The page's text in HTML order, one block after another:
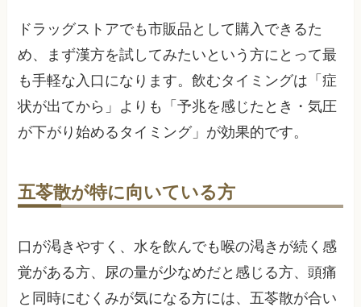
ドラッグストアでも市販品として購入できるた
め、まず漢方を試してみたいという方にとって最
も手軽な入口になります。飲むタイミングは「症
状が出てから」よりも「予兆を感じたとき・気圧
が下がり始めるタイミング」が効果的です。
五苓散が特に向いている方
口が渇きやすく、水を飲んでも喉の渇きが続く感
覚がある方、尿の量が少なめだと感じる方、頭痛
と同時にむくみが気になる方には、五苓散が合い